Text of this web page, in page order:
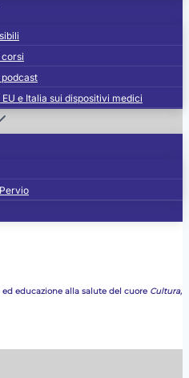
EU e Italia sui dispositivi medici
educazione alla salute del cuore Cultura,